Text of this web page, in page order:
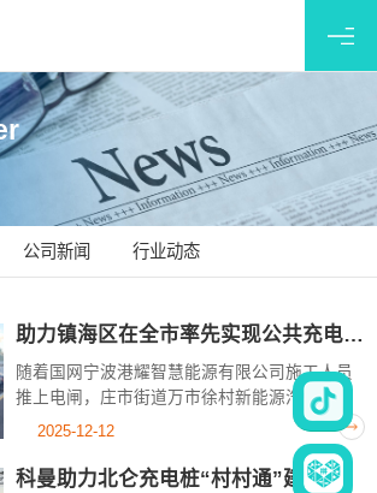
公司新闻 行业动态
助力镇海区在全市率先实现公共充电桩“村村通”添砖加瓦！
随着国网宁波港耀智慧能源有限公司施工人员
推上电闸，庄市街道万市徐村新能源汽车公共
充电桩通电并在国网宁波电力“永易充”平台上
线，标志着我区31个行政村（不含待征迁村
庄）实现了公共充电桩全覆盖。镇海也由此...
2025-12-12
科曼助力北仑充电桩“村村通”建设站点上线